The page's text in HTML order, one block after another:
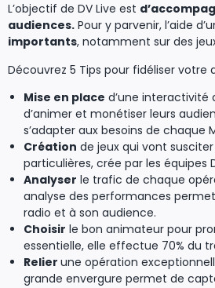
L’objectif de DV Live est
audiences. Pour y parvenir, l’aide
importants, notamment sur des
Découvrez 5 Tips pour fidéliser votre
Mise en place d’une interactivité
d’animer et monétiser leurs
s’adapter aux besoins de chaque
Création de jeux qui vont
particulières, crée par les équipes
Analyser le trafic de chaque
analyse des performances
radio et à son audience.
Choisir le bon animateur pour
essentielle, elle effectue 70% du
Relier une opération
grande envergure permet de